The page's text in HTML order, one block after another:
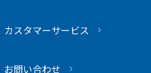
カスタマーサービス
お問い合わせ